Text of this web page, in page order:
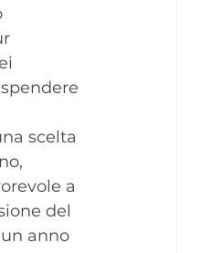
scelta
a
del
anno